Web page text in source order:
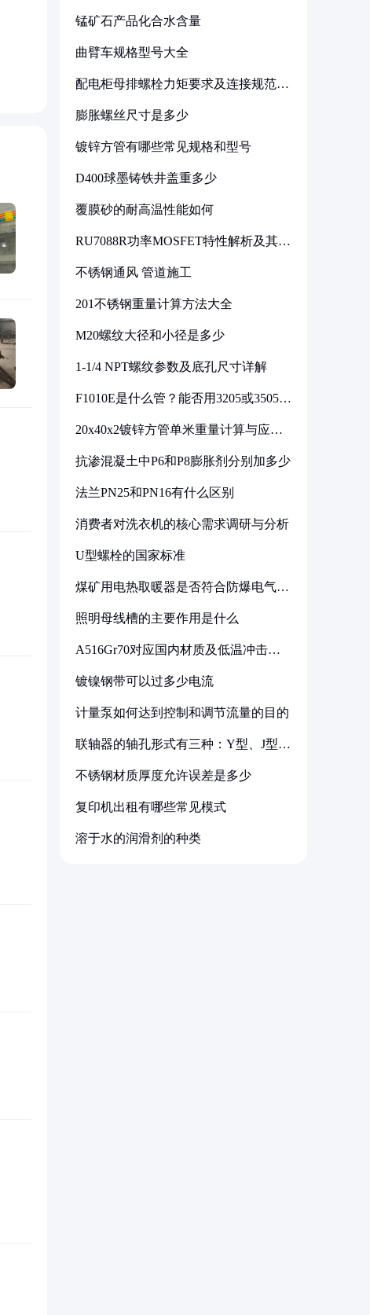
锰矿石产品化合水含量
曲臂车规格型号大全
配电柜母排螺栓力矩要求及连接规范详
膨胀螺丝尺寸是多少
镀锌方管有哪些常见规格和型号
D400球墨铸铁井盖重多少
覆膜砂的耐高温性能如何
RU7088R功率MOSFET特性解析及其在
不锈钢通风 管道施工
201不锈钢重量计算方法大全
M20螺纹大径和小径是多少
1-1/4 NPT螺纹参数及底孔尺寸详解
F1010E是什么管？能否用3205或3505代
20x40x2镀锌方管单米重量计算与应用
抗渗混凝土中P6和P8膨胀剂分别加多少
法兰PN25和PN16有什么区别
消费者对洗衣机的核心需求调研与分析
U型螺栓的国家标准
煤矿用电热取暖器是否符合防爆电气设
照明母线槽的主要作用是什么
A516Gr70对应国内材质及低温冲击要
镀镍钢带可以过多少电流
计量泵如何达到控制和调节流量的目的
联轴器的轴孔形式有三种：Y型、J型、
不锈钢材质厚度允许误差是多少
复印机出租有哪些常见模式
溶于水的润滑剂的种类